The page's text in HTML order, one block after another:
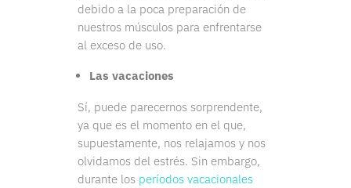
debido a la poca preparación de
nuestros músculos para enfrentarse
al exceso de uso.
Las vacaciones
Sí, puede parecernos sorprendente,
ya que es el momento en el que,
supuestamente, nos relajamos y nos
olvidamos del estrés. Sin embargo,
durante los períodos vacacionales